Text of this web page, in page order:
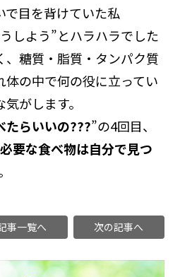
で目を背けていた私
しよう”とハラハラでした
、糖質・脂質・タンパク質
体の中で何の役に立ってい
がします。
たらいいの???”の4回目、
要な食べ物は自分で見つ
事一覧へ 次の記事へ